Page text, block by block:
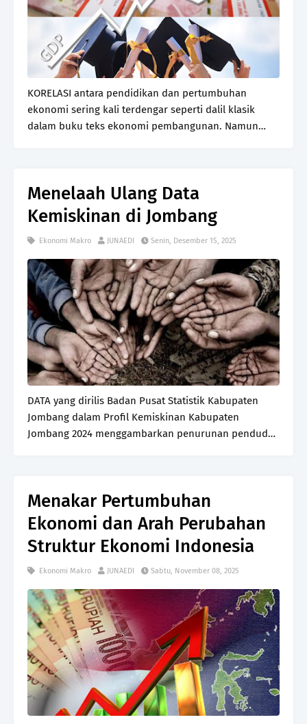
KORELASI antara pendidikan dan pertumbuhan
ekonomi sering kali terdengar seperti dalil klasik
dalam buku teks ekonomi pembangunan. Namun
Menelaah Ulang Data
Kemiskinan di Jombang
Ekonomi Makro JUNAEDI Senin, Desember 15, 2025
DATA yang dirilis Badan Pusat Statistik Kabupaten
Jombang dalam Profil Kemiskinan Kabupaten
Jombang 2024 menggambarkan penurunan penduduk
Menakar Pertumbuhan
Ekonomi dan Arah Perubahan
Struktur Ekonomi Indonesia
Ekonomi Makro JUNAEDI Sabtu, November 08, 2025